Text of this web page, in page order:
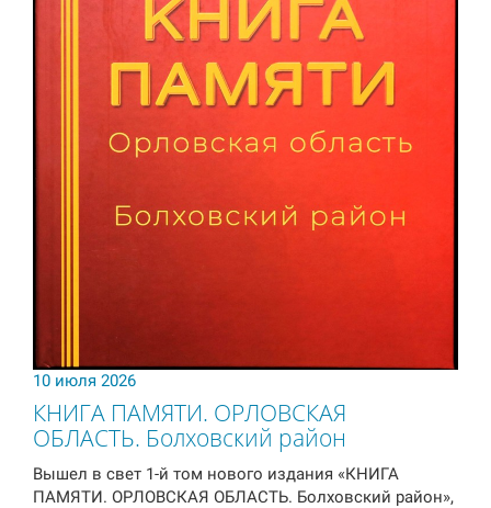
10 июля 2026
КНИГА ПАМЯТИ. ОРЛОВСКАЯ
ОБЛАСТЬ. Болховский район
Вышел в свет 1-й том нового издания «КНИГА
ПАМЯТИ. ОРЛОВСКАЯ ОБЛАСТЬ. Болховский район»,